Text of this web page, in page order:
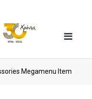
Megamenu Item